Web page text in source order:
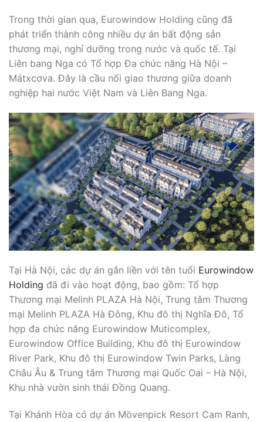
Trong thời gian qua, Eurowindow Holding cũng đã
phát triển thành công nhiều dự án bất động sản
thương mại, nghỉ dưỡng trong nước và quốc tế. Tại
Liên bang Nga có Tổ hợp Đa chức năng Hà Nội –
Mátxcơva. Đây là cầu nối giao thương giữa doanh
nghiệp hai nước Việt Nam và Liên Bang Nga.
Tại Hà Nội, các dự án gắn liền với tên tuổi Eurowindow
Holding đã đi vào hoạt động, bao gồm: Tổ hợp
Thương mại Melinh PLAZA Hà Nội, Trung tâm Thương
mại Melinh PLAZA Hà Đông, Khu đô thị Nghĩa Đô, Tổ
hợp đa chức năng Eurowindow Muticomplex,
Eurowindow Office Building, Khu đô thị Eurowindow
River Park, Khu đô thị Eurowindow Twin Parks, Làng
Châu Âu & Trung tâm Thương mại Quốc Oai – Hà Nội,
Khu nhà vườn sinh thái Đồng Quang.
Tại Khánh Hòa có dự án Mövenpick Resort Cam Ranh,